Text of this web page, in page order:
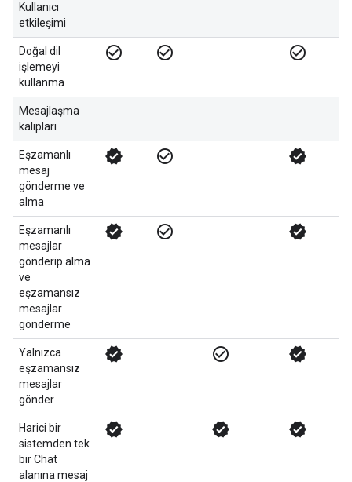
Kullanıcı
etkileşimi
Doğal dil
işlemeyi
kullanma
check_circle_outline check_circle_outline check_circle_outline
Mesajlaşma
kalıpları
Eşzamanlı
mesaj
gönderme ve
alma
verified check_circle_outline verified
Eşzamanlı
mesajlar
gönderip alma
ve
eşzamansız
mesajlar
gönderme
verified check_circle_outline verified
Yalnızca
eşzamansız
mesajlar
gönder
verified check_circle_outline verified
Harici bir
sistemden tek
bir Chat
alanına mesaj
verified verified verified